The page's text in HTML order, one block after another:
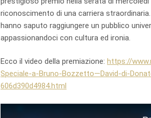
riconoscimento di una carriera
hanno saputo raggiungere un pubblico
appassionandoci con cultura ed ironia.
Ecco il video della premiazione: https://
Speciale-a-Bruno-Bozzetto—David-di-
606d390d4984.html